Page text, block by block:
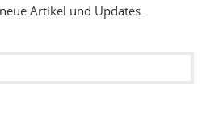
Artikel und Updates.